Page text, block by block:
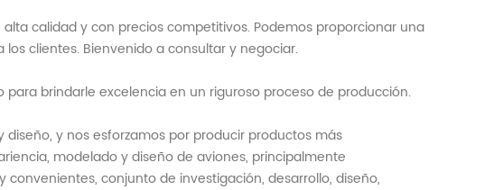
calidad y con precios competitivos. Podemos proporcionar una
clientes. Bienvenido a consultar y negociar.
brindarle excelencia en un riguroso proceso de producción.
y nos esforzamos por producir productos más
modelado y diseño de aviones, principalmente
conjunto de investigación, desarrollo, diseño,